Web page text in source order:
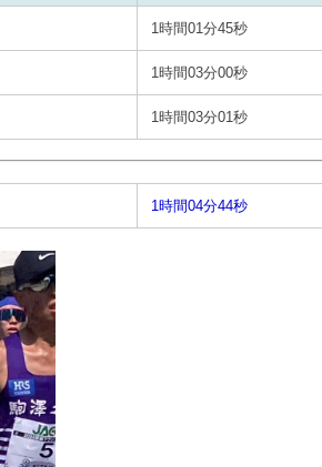
1時間01分45秒
1時間03分00秒
1時間03分01秒
1時間04分44秒